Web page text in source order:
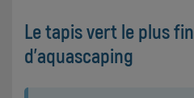
Le tapis vert le plus fin
d'aquascaping